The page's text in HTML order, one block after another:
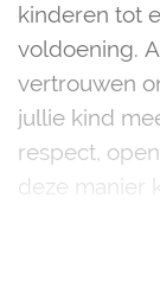
kinderen tot
voldoening.
vertrouwen
jullie kind
respect,
deze manier
de kinderen